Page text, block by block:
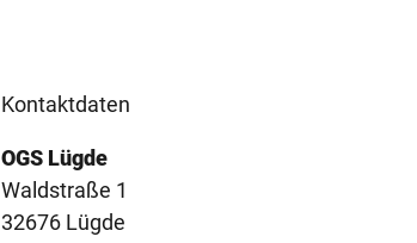
Kontaktdaten
OGS Lügde
Waldstraße 1
32676 Lügde